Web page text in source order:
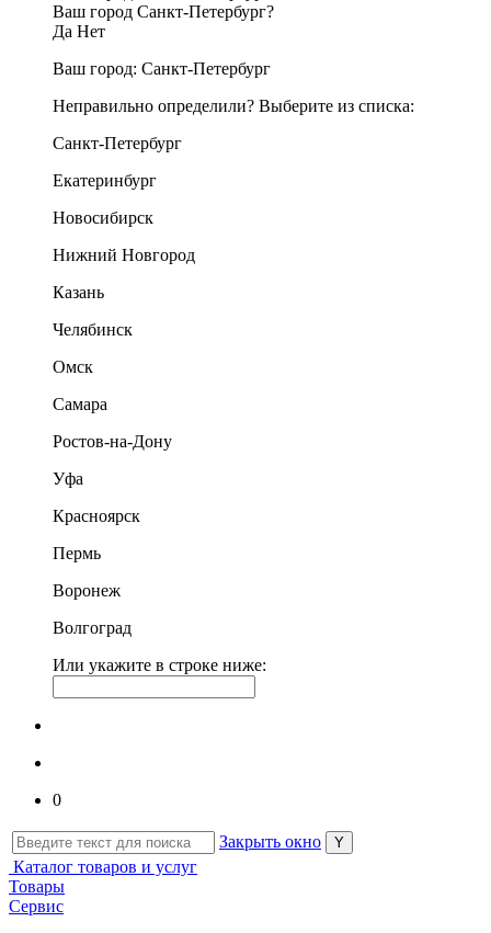
Ваш город Санкт-Петербург?
Да Нет
Ваш город: Санкт-Петербург
Неправильно определили? Выберите из списка:
Санкт-Петербург
Екатеринбург
Новосибирск
Нижний Новгород
Казань
Челябинск
Омск
Самара
Ростов-на-Дону
Уфа
Красноярск
Пермь
Воронеж
Волгоград
Или укажите в строке ниже:
0
Закрыть окно
Каталог товаров и услуг
Товары
Сервис